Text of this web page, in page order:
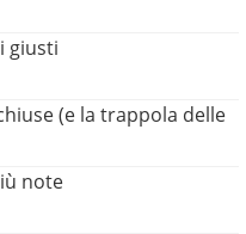
giusti
(e la trappola delle
note